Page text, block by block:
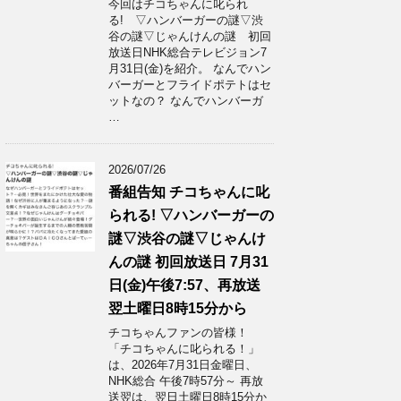
今回はチコちゃんに叱られ
る! ▽ハンバーガーの謎▽渋
谷の謎▽じゃんけんの謎 初回
放送日NHK総合テレビジョン7
月31日(金)を紹介。 なんでハン
バーガーとフライドポテトはセ
ットなの？ なんでハンバーガ
…
2026/07/26
番組告知 チコちゃんに叱
られる! ▽ハンバーガーの
謎▽渋谷の謎▽じゃんけ
んの謎 初回放送日 7月31
日(金)午後7:57、再放送
翌土曜日8時15分から
チコちゃんファンの皆様！
「チコちゃんに叱られる！」​
は、2026年7月31日金曜日、
NHK総合 午後7時57分～ 再放
送翌は、翌日土曜日8時15分か